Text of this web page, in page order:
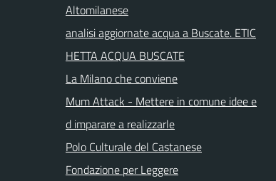
Altomilanese
analisi aggiornate acqua a Buscate. ETIC
HETTA ACQUA BUSCATE
La Milano che conviene
Mum Attack - Mettere in comune idee e
d imparare a realizzarle
Polo Culturale del Castanese
Fondazione per Leggere